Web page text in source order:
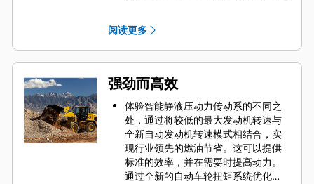
升级到多视图摄像头，并配备后方目
标检测功能，助力更好地监控作业现
场；还可以选装全新作用力反馈操纵
手柄转向装置，让您在长时间的轮班
作业期间信心十足。操作员不在场功
能有助于在您离开作业环境时隔离机
器；而安全带通知则用于温馨提醒您
系好安全带。
阅读更多
强劲而高效
体验智能静液压动力传动系的不同之
处，通过将较低的最大发动机转速与
全新自动发动机转速模式相结合，实
现行业领先的燃油节省。这可以提供
标准的效率，并在需要时提高动力。
通过全新的自动车轮扭矩系统优化牵